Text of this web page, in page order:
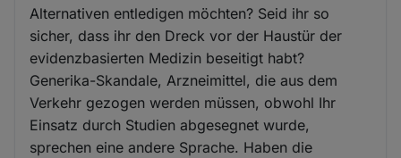
Alternativen entledigen möchten? Seid ihr so
sicher, dass ihr den Dreck vor der Haustür der
evidenzbasierten Medizin beseitigt habt?
Generika-Skandale, Arzneimittel, die aus dem
Verkehr gezogen werden müssen, obwohl Ihr
Einsatz durch Studien abgesegnet wurde,
sprechen eine andere Sprache. Haben die